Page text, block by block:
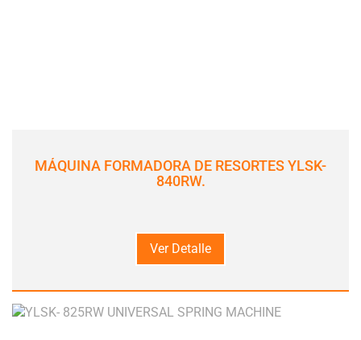
MÁQUINA FORMADORA DE RESORTES YLSK-
840RW.
Ver Detalle